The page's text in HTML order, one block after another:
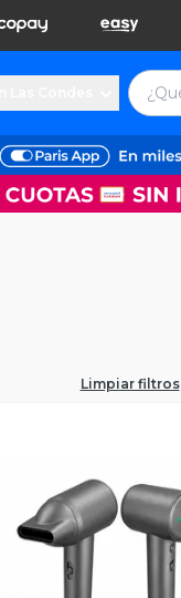
Limpiar filtros